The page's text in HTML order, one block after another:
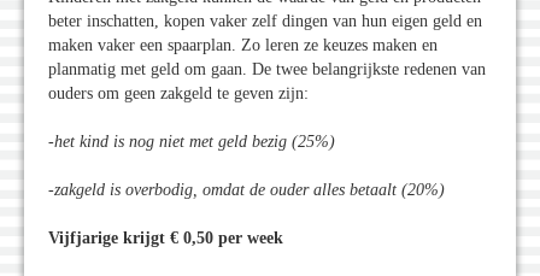
beter inschatten, kopen vaker zelf dingen van hun eigen geld en
maken vaker een spaarplan. Zo leren ze keuzes maken en
planmatig met geld om gaan. De twee belangrijkste redenen van
ouders om geen zakgeld te geven zijn:
-het kind is nog niet met geld bezig (25%)
-zakgeld is overbodig, omdat de ouder alles betaalt (20%)
Vijfjarige krijgt € 0,50 per week